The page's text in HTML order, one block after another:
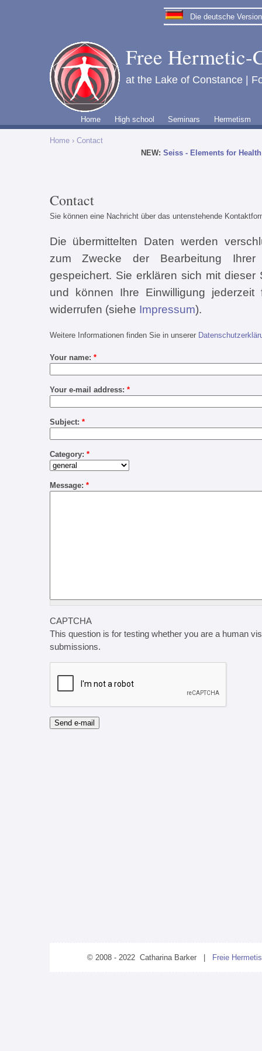
Die deutsche Version
Free Hermetic-
at the Lake of Constance |
Home High school Seminars Hermetism
Home› Contact
NEW: Seiss - Elements for
Contact
Sie können eine Nachricht über das untenstehende
Die übermittelten Daten werden
zum Zwecke der Bearbeitung Ihrer
gespeichert. Sie erklären sich mit dieser
und können Ihre Einwilligung
widerrufen (siehe Impressum).
Weitere Informationen finden Sie in unserer
Your name: *
Your e-mail address: *
Subject: *
Category: *
Message: *
CAPTCHA
This question is for testing whether you are a human
submissions.
© 2008 - 2022 Catharina Barker | Freie